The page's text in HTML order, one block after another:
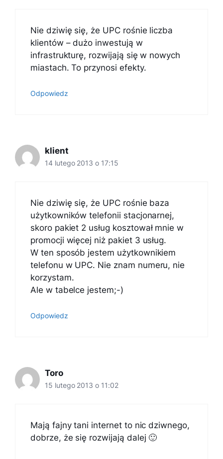
Nie dziwię się, że UPC rośnie liczba
klientów – dużo inwestują w
infrastrukturę, rozwijają się w nowych
miastach. To przynosi efekty.
Odpowiedz
klient
14 lutego 2013 o 17:15
Nie dziwię się, że UPC rośnie baza
użytkowników telefonii stacjonarnej,
skoro pakiet 2 usług kosztował mnie w
promocji więcej niż pakiet 3 usług.
W ten sposób jestem użytkownikiem
telefonu w UPC. Nie znam numeru, nie
korzystam.
Ale w tabelce jestem;-)
Odpowiedz
Toro
15 lutego 2013 o 11:02
Mają fajny tani internet to nic dziwnego,
dobrze, że się rozwijają dalej 🙂